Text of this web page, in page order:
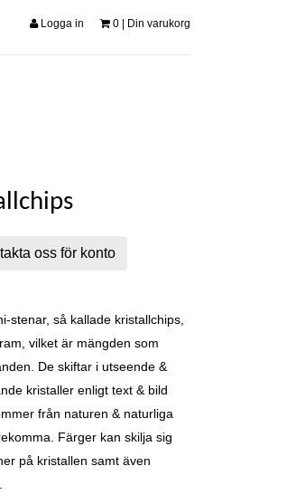
Logga in 0 | Din varukorg
oss för konto
stenar, så kallade kristallchips,
vilket är mängden som
De skiftar i utseende &
kristaller enligt text & bild
från naturen & naturliga
Färger kan skilja sig
på kristallen samt även